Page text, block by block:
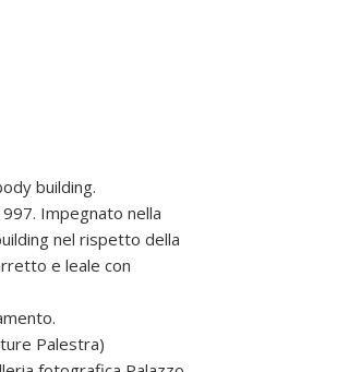
building.
Impegnato nella
nel rispetto della
e leale con
Palestra)